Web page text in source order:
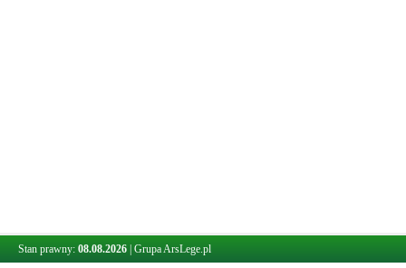
Stan prawny: 08.08.2026 Grupa ArsLege.pl